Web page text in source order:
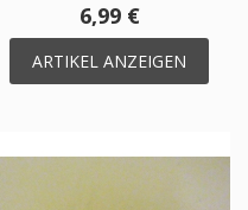
6,99 €
ARTIKEL ANZEIGEN